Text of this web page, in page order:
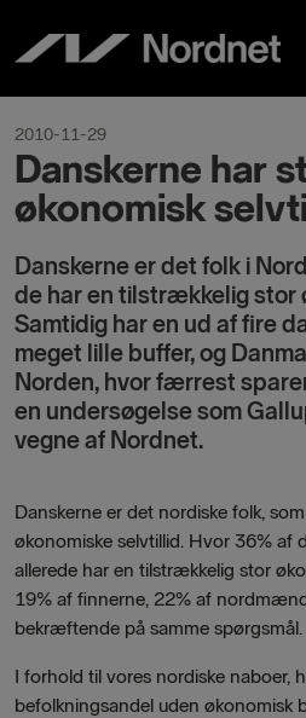
innehåll
2010-11-29
Danskerne har
økonomisk
Danskerne er det folk i
de har en tilstrækkelig stor
Samtidig har en ud af fire
meget lille buffer, og
Norden, hvor færrest
en undersøgelse som
vegne af Nordnet.
Danskerne er det nordiske folk,
økonomiske selvtillid. Hvor 36% af
allerede har en tilstrækkelig stor
19% af finnerne, 22% af
bekræftende på samme spørgsmål.
I forhold til vores nordiske naboer,
befolkningsandel uden økonomisk